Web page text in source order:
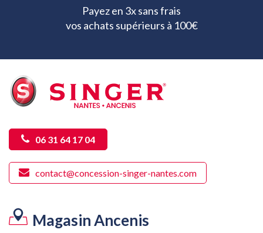
Payez en 3x sans frais
vos achats supérieurs à 100€
06 31 64 17 04
contact@concession-singer-nantes.com
Magasin Ancenis